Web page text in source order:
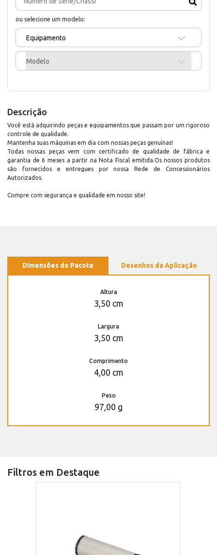
ou selecione um modelo:
Equipamento
Modelo
Descrição
Você está adquirindo peças e equipamentos que passam por um rigoroso
controle de qualidade.
Mantenha suas máquinas em dia com nossas peças genuínas!
Todas nossas peças vem com certificado de qualidade de fábrica e
garantia de 6 meses a partir na Nota Fiscal emitida.Os nossos produtos
são fornecidos e entregues por nossa Rede de Concessionários
Autorizados.
Compre com segurança e qualidade em nosso site!
Dimensões do Pacote Desenhos da Aplicação
Altura
3,50 cm
Largura
3,50 cm
Comprimento
4,00 cm
Peso
97,00 g
Filtros em Destaque